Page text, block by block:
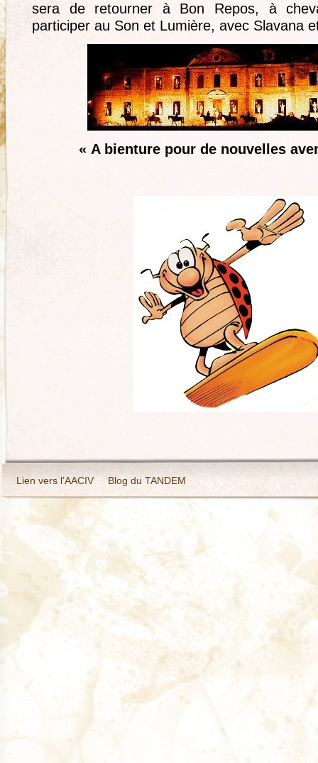
sera de retourner à Bon Repos, à
participer au Son et Lumière, avec Slavana
« A bienture pour de nouvelles
Lien vers l’AACIV Blog du TANDEM